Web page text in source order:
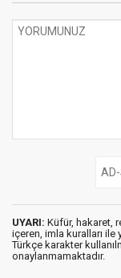
UYARI: Küfür, hakaret,
içeren, imla kuralları ile
Türkçe karakter
onaylanmamaktadır.